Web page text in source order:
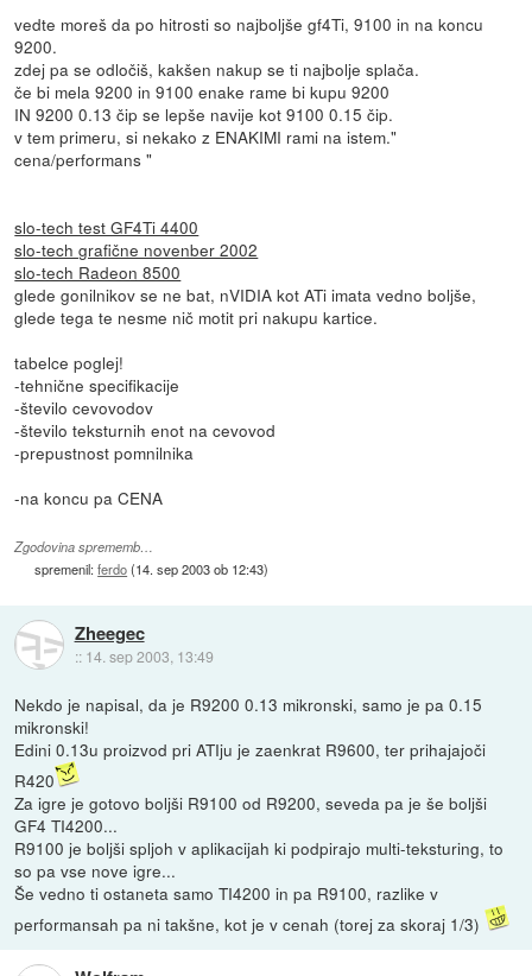
vedte moreš da po hitrosti so najboljše gf4Ti, 9100 in na koncu
9200.
zdej pa se odločiš, kakšen nakup se ti najbolje splača.
če bi mela 9200 in 9100 enake rame bi kupu 9200
IN 9200 0.13 čip se lepše navije kot 9100 0.15 čip.
v tem primeru, si nekako z ENAKIMI rami na istem."
cena/performans "
slo-tech test GF4Ti 4400
slo-tech grafične novenber 2002
slo-tech Radeon 8500
glede gonilnikov se ne bat, nVIDIA kot ATi imata vedno boljše,
glede tega te nesme nič motit pri nakupu kartice.
tabelce poglej!
-tehnične specifikacije
-število cevovodov
-število teksturnih enot na cevovod
-prepustnost pomnilnika
-na koncu pa CENA
Zgodovina sprememb…
spremenil:ferdo(14. sep 2003 ob 12:43)
Zheegec
:: 14. sep 2003, 13:49
Nekdo je napisal, da je R9200 0.13 mikronski, samo je pa 0.15
mikronski!
Edini 0.13u proizvod pri ATIju je zaenkrat R9600, ter prihajajoči
R420
Za igre je gotovo boljši R9100 od R9200, seveda pa je še boljši
GF4 TI4200...
R9100 je boljši spljoh v aplikacijah ki podpirajo multi-teksturing, to
so pa vse nove igre...
Še vedno ti ostaneta samo TI4200 in pa R9100, razlike v
performansah pa ni takšne, kot je v cenah (torej za skoraj 1/3)